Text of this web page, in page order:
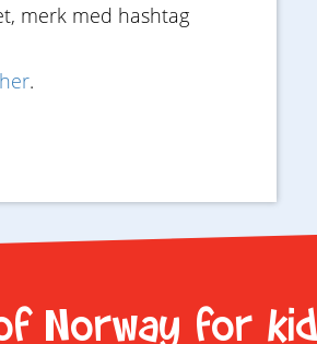
merk med hashtag
her.
Norway for